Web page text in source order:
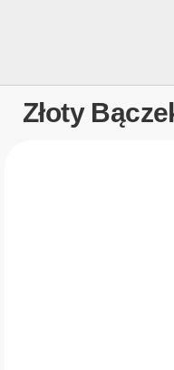
Złoty